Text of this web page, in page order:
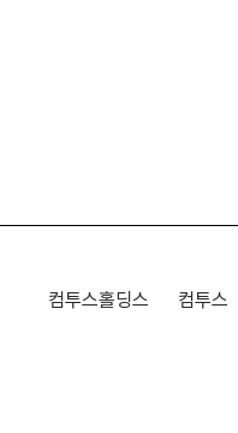
컴투스홀딩스 컴투스